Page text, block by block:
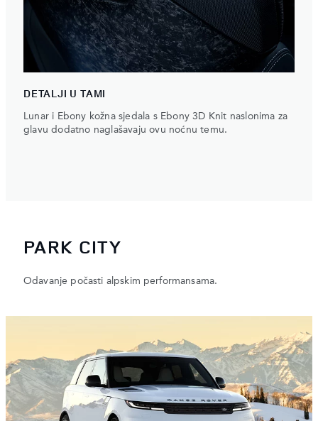
DETALJI U TAMI
Lunar i Ebony kožna sjedala s Ebony 3D Knit naslonima za
glavu dodatno naglašavaju ovu noćnu temu.
PARK CITY
Odavanje počasti alpskim performansama.